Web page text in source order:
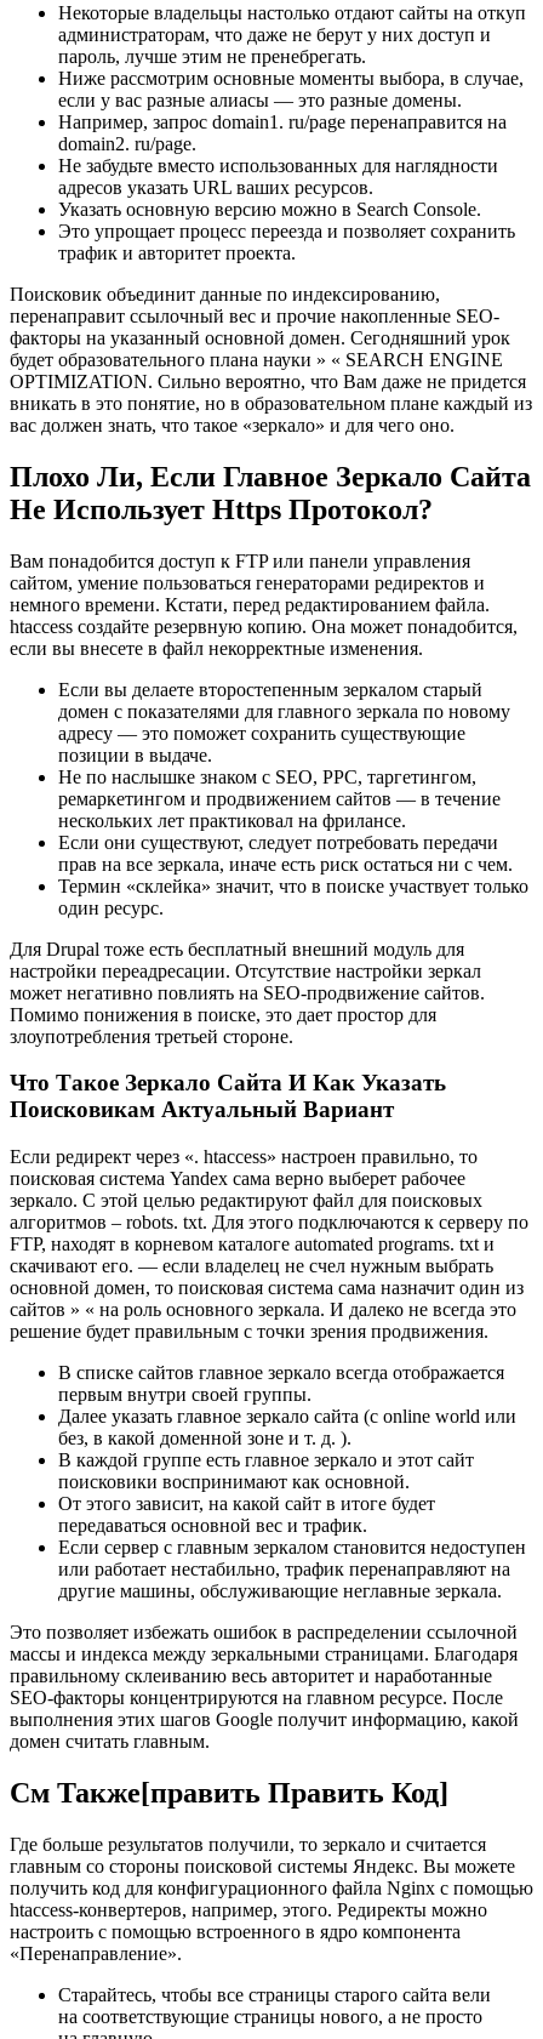
Некоторые владельцы настолько отдают сайты на откуп
администраторам, что даже не берут у них доступ и
пароль, лучше этим не пренебрегать.
Ниже рассмотрим основные моменты выбора, в случае,
если у вас разные алиасы — это разные домены.
Например, запрос domain1. ru/page перенаправится на
domain2. ru/page.
Не забудьте вместо использованных для наглядности
адресов указать URL ваших ресурсов.
Указать основную версию можно в Search Console.
Это упрощает процесс переезда и позволяет сохранить
трафик и авторитет проекта.
Поисковик объединит данные по индексированию,
перенаправит ссылочный вес и прочие накопленные SEO-
факторы на указанный основной домен. Сегодняшний урок
будет образовательного плана науки » « SEARCH ENGINE
OPTIMIZATION. Сильно вероятно, что Вам даже не придется
вникать в это понятие, но в образовательном плане каждый из
вас должен знать, что такое «зеркало» и для чего оно.
Плохо Ли, Если Главное Зеркало Сайта
Не Использует Https Протокол?
Вам понадобится доступ к FTP или панели управления
сайтом, умение пользоваться генераторами редиректов и
немного времени. Кстати, перед редактированием файла.
htaccess создайте резервную копию. Она может понадобится,
если вы внесете в файл некорректные изменения.
Если вы делаете второстепенным зеркалом старый
домен с показателями для главного зеркала по новому
адресу — это поможет сохранить существующие
позиции в выдаче.
Не по наслышке знаком с SEO, PPC, таргетингом,
ремаркетингом и продвижением сайтов — в течение
нескольких лет практиковал на фрилансе.
Если они существуют, следует потребовать передачи
прав на все зеркала, иначе есть риск остаться ни с чем.
Термин «склейка» значит, что в поиске участвует только
один ресурс.
Для Drupal тоже есть бесплатный внешний модуль для
настройки переадресации. Отсутствие настройки зеркал
может негативно повлиять на SEO-продвижение сайтов.
Помимо понижения в поиске, это дает простор для
злоупотребления третьей стороне.
Что Такое Зеркало Сайта И Как Указать
Поисковикам Актуальный Вариант
Если редирект через «. htaccess» настроен правильно, то
поисковая система Yandex сама верно выберет рабочее
зеркало. С этой целью редактируют файл для поисковых
алгоритмов – robots. txt. Для этого подключаются к серверу по
FTP, находят в корневом каталоге automated programs. txt и
скачивают его. — если владелец не счел нужным выбрать
основной домен, то поисковая система сама назначит один из
сайтов » « на роль основного зеркала. И далеко не всегда это
решение будет правильным с точки зрения продвижения.
В списке сайтов главное зеркало всегда отображается
первым внутри своей группы.
Далее указать главное зеркало сайта (с online world или
без, в какой доменной зоне и т. д. ).
В каждой группе есть главное зеркало и этот сайт
поисковики воспринимают как основной.
От этого зависит, на какой сайт в итоге будет
передаваться основной вес и трафик.
Если сервер с главным зеркалом становится недоступен
или работает нестабильно, трафик перенаправляют на
другие машины, обслуживающие неглавные зеркала.
Это позволяет избежать ошибок в распределении ссылочной
массы и индекса между зеркальными страницами. Благодаря
правильному склеиванию весь авторитет и наработанные
SEO-факторы концентрируются на главном ресурсе. После
выполнения этих шагов Google получит информацию, какой
домен считать главным.
См Также[править Править Код]
Где больше результатов получили, то зеркало и считается
главным со стороны поисковой системы Яндекс. Вы можете
получить код для конфигурационного файла Nginx с помощью
htaccess-конвертеров, например, этого. Редиректы можно
настроить с помощью встроенного в ядро компонента
«Перенаправление».
Старайтесь, чтобы все страницы старого сайта вели
на соответствующие страницы нового, а не просто